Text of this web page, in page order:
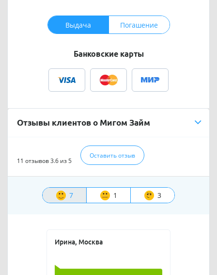
Выдача Погашение
Банковские карты
Отзывы клиентов о Мигом Займ
11 отзывов3.6 из 5
Оставить отзыв
7 1 3
Ирина, Москва